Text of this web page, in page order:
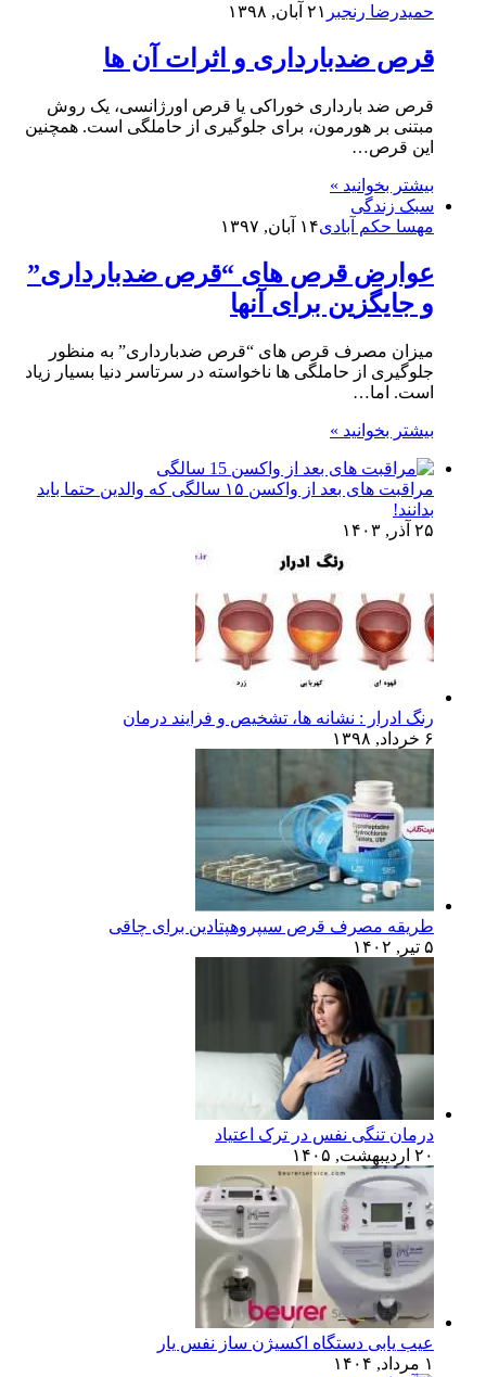
حمیدرضا رنجبر ۲۱ آبان, ۱۳۹۸
قرص ضدبارداری و اثرات آن ها
قرص ضد بارداری خوراکی یا قرص اورژانسی، یک روش
مبتنی بر هورمون، برای جلوگیری از حاملگی است. همچنین
این قرص…
بیشتر بخوانید »
سبک زندگی
مهسا حکم آبادی۱۴ آبان, ۱۳۹۷
عوارض قرص های “قرص ضدبارداری”
و جایگزین برای آنها
میزان مصرف قرص های “قرص ضدبارداری” به منظور
جلوگیری از حاملگی ها ناخواسته در سرتاسر دنیا بسیار زیاد
است. اما…
بیشتر بخوانید »
مراقبت های بعد از واکسن ۱۵ سالگی که والدین حتما باید
بدانند!
۲۵ آذر, ۱۴۰۳
رنگ ادرار : نشانه ها، تشخیص و فرایند درمان
۶ خرداد, ۱۳۹۸
طریقه مصرف قرص سیپروهپتادین برای چاقی
۵ تیر, ۱۴۰۲
درمان تنگی نفس در ترک اعتیاد
۲۰ اردیبهشت, ۱۴۰۵
عیب یابی دستگاه اکسیژن ساز نفس یار
۱ مرداد, ۱۴۰۴